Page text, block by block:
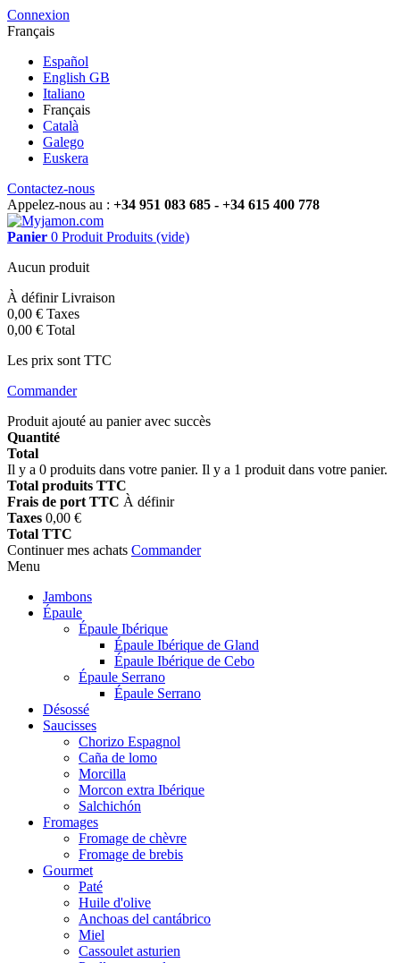
Connexion
Français
Español
English GB
Italiano
Français
Català
Galego
Euskera
Contactez-nous
Appelez-nous au : +34 951 083 685 - +34 615 400 778
Panier 0 Produit Produits (vide)
Aucun produit
À définirLivraison
0,00 € Taxes
0,00 € Total
Les prix sont TTC
Commander
Produit ajouté au panier avec succès
Quantité
Total
Il y a 0 produits dans votre panier. Il y a 1 produit dans votre panier.
Total produits TTC
Frais de port TTC À définir
Taxes 0,00 €
Total TTC
Continuer mes achats Commander
Menu
Jambons
Épaule
Épaule Ibérique
Épaule Ibérique de Gland
Épaule Ibérique de Cebo
Épaule Serrano
Épaule Serrano
Désossé
Saucisses
Chorizo Espagnol
Caña de lomo
Morcilla
Morcon extra Ibérique
Salchichón
Fromages
Fromage de chèvre
Fromage de brebis
Gourmet
Paté
Huile d'olive
Anchoas del cantábrico
Miel
Cassoulet asturien